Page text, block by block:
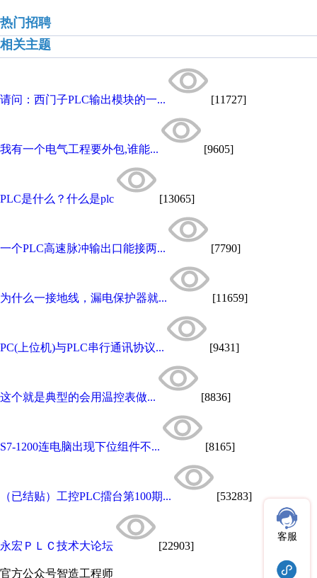
热门招聘
相关主题
请问：西门子PLC输出模块的一... [11727]
我有一个电气工程要外包,谁能... [9605]
PLC是什么？什么是plc [13065]
一个PLC高速脉冲输出口能接两... [7790]
为什么一接地线，漏电保护器就... [11659]
PC(上位机)与PLC串行通讯协议... [9431]
这个就是典型的会用温控表做... [8836]
S7-1200连电脑出现下位组件不... [8165]
（已结贴）工控PLC擂台第100期... [53283]
永宏ＰＬＣ技术大论坛 [22903]
官方公众号智造工程师
客服